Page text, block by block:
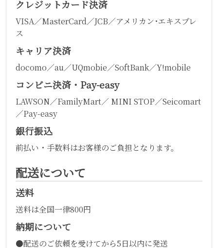
クレジットカード決済
VISA／MasterCard／JCB／アメリカン･エキスプレ
ス
キャリア決済
docomo／au／UQmobie／SoftBank／Y!mobile
コンビニ決済・Pay-easy
LAWSON／FamilyMart／ MINI STOP／Seicomart
／Pay-easy
銀行振込
前払い・手数料はお客様のご負担となります。
配送について
送料
送料は全国一律800円
納期について
●配送のご依頼を受けてから5日以内に発送